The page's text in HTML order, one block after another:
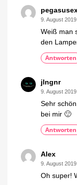
9. August
Weiß man
den
Antworten
jlngnr
9. August
Sehr
bei mir 🙂
Antworten
Alex
9. August
Oh super!